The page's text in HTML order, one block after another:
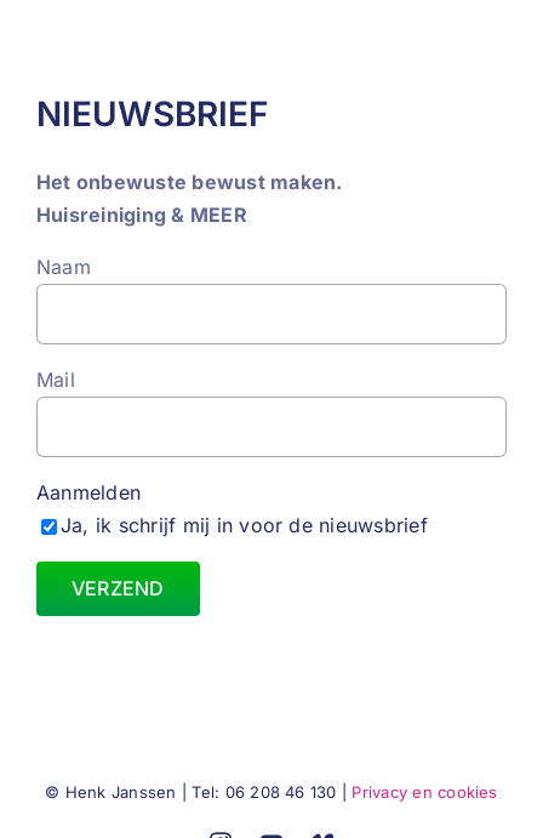
NIEUWSBRIEF
Het onbewuste bewust maken.
Huisreiniging & MEER
Naam
Mail
Aanmelden
Ja, ik schrijf mij in voor de nieuwsbrief
© Henk Janssen | Tel: 06 208 46 130 | Privacy en cookies